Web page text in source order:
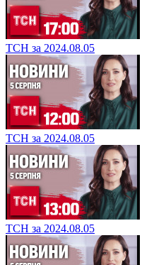
ТСН за 2024.08.05
ТСН за 2024.08.05
ТСН за 2024.08.05